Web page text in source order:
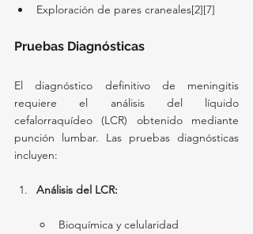
Exploración de pares craneales[2][7]
Pruebas Diagnósticas
El diagnóstico definitivo de meningitis
requiere el análisis del líquido
cefalorraquídeo (LCR) obtenido mediante
punción lumbar. Las pruebas diagnósticas
incluyen:
Análisis del LCR:
Bioquímica y celularidad